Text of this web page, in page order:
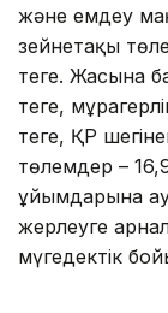
және емдеу
зейнетақы
теңге. Жасына
теңге,
теңге, ҚР
төлемдер –
ұйымдарына
жерлеуге
мүгедектік